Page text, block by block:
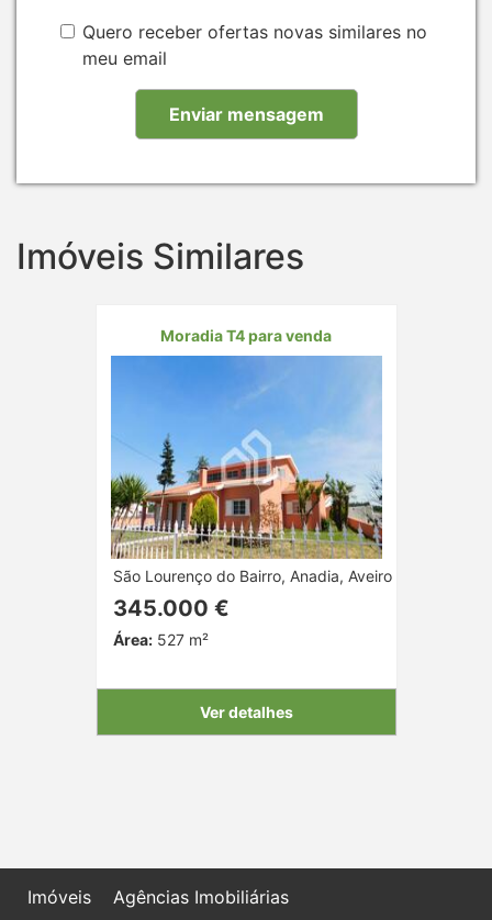
Quero receber ofertas novas similares no
meu email
Imóveis Similares
Moradia T4 para venda
São Lourenço do Bairro, Anadia, Aveiro
345.000 €
Área:527 m²
Ver detalhes
Imóveis Agências Imobiliárias